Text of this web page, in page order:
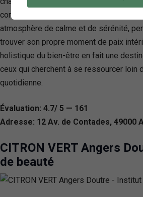
concurrents, c’est son engagement
atmosphère de calme et de sérénité,
trouver son propre moment de paix
holistique du bien-être en fait une
ceux qui cherchent à se ressourcer loin
quotidienne.
Évaluation: 4.7/ 5 — 161
Adresse: 12 Av. de Contades, 49000
CITRON VERT Angers
de beauté